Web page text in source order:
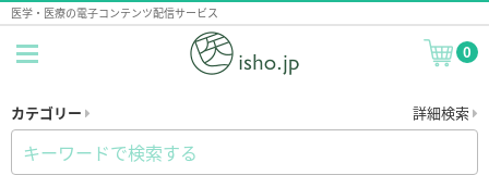
医学・医療の電子コンテンツ配信サービス
0
カテゴリー 詳細検索